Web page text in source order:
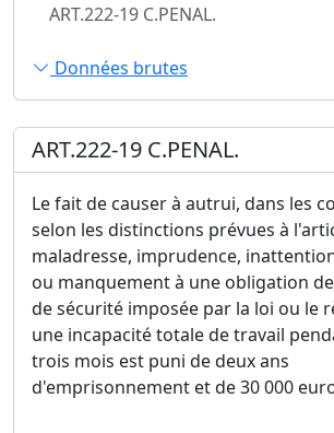
ART.222-19 C.PENAL.
Données brutes
ART.222-19 C.PENAL.
Le fait de causer à autrui, dans les
selon les distinctions prévues à
maladresse, imprudence,
ou manquement à une obligation
de sécurité imposée par la loi ou le
une incapacité totale de travail
trois mois est puni de deux ans
d'emprisonnement et de 30 000